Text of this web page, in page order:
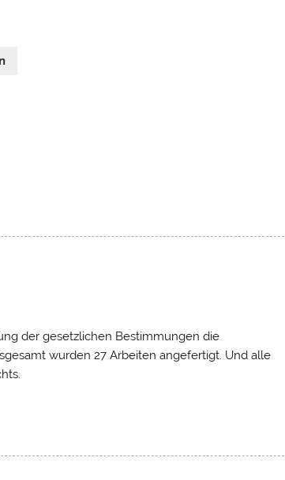
der gesetzlichen Bestimmungen die
wurden 27 Arbeiten angefertigt. Und alle